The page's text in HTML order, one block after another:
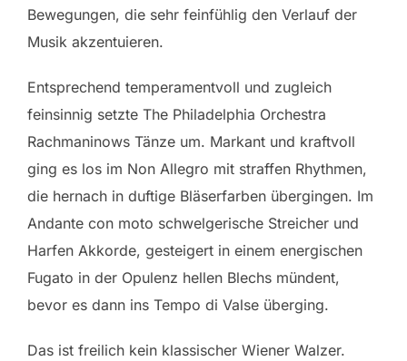
Bewegungen, die sehr feinfühlig den Verlauf der
Musik akzentuieren.
Entsprechend temperamentvoll und zugleich
feinsinnig setzte The Philadelphia Orchestra
Rachmaninows Tänze um. Markant und kraftvoll
ging es los im Non Allegro mit straffen Rhythmen,
die hernach in duftige Bläserfarben übergingen. Im
Andante con moto schwelgerische Streicher und
Harfen Akkorde, gesteigert in einem energischen
Fugato in der Opulenz hellen Blechs mündent,
bevor es dann ins Tempo di Valse überging.
Das ist freilich kein klassischer Wiener Walzer.